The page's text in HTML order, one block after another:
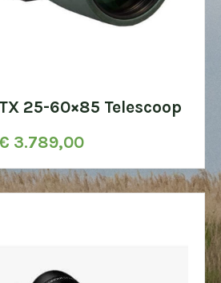
25-60×85 Telescoop
€ 3.789,00